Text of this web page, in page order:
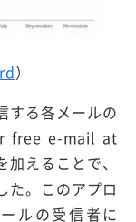
）
る各メールの
free e-mail at
えることで、
た。このアプロ
ルの受信者に